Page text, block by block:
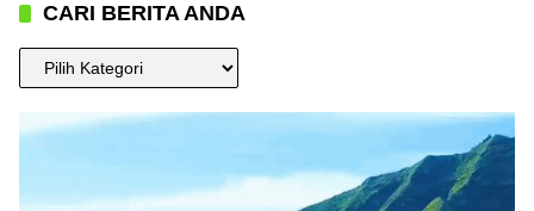
CARI BERITA ANDA
CARI
BERITA